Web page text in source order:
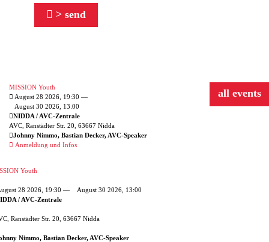
> send
all events
MISSION Youth
August 28 2026, 19:30 —
August 30 2026, 13:00
NIDDA / AVC-Zentrale
AVC, Ranstädter Str. 20, 63667 Nidda
Johnny Nimmo, Bastian Decker, AVC-Speaker
Anmeldung und Infos
Youth
28 2026, 19:30 —
August 30 2026, 13:00
/ AVC-Zentrale
Ranstädter Str. 20, 63667 Nidda
Nimmo, Bastian Decker, AVC-Speaker